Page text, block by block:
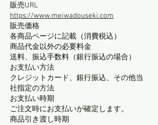
販売URL
https://www.meiwadouseki.com
販売価格
各商品ページに記載（消費税込）
商品代金以外の必要料金
送料、振込手数料（銀行振込の場合）
お支払い方法
クレジットカード、銀行振込、その他当
社指定の方法
お支払い時期
ご注文時にお支払いが確定します。
商品引き渡し時期